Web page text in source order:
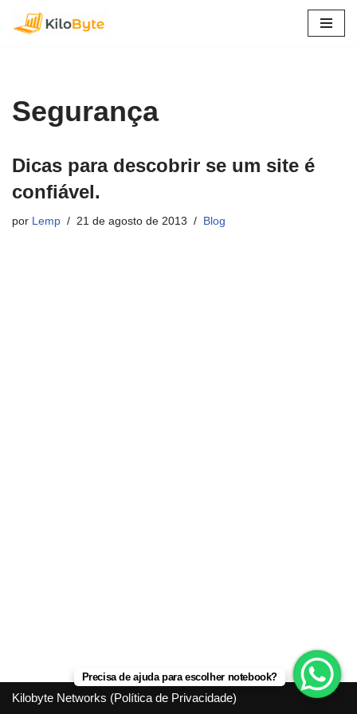
conteúdo
Segurança
Dicas para descobrir se um site é
confiável.
por Lemp 21 de agosto de 2013 Blog
Kilobyte Networks (Política de Privacidade)
Precisa de ajuda para escolher notebook?